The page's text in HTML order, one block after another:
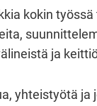
kokin
ja
yhteistyötä